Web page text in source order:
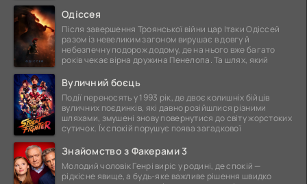
Одіссея
Після завершення Троянської війни цар Ітаки Одіссей
разом із невеликим загоном вирушає в довгу й
небезпечну подорож додому, де на нього вже багато
років чекає вірна дружина Пенелопа. Та шлях, який
Вуличний боєць
Події переносять у 1993 рік, де двоє колишніх бійців
вуличних поєдинків, які давно розійшлися різними
шляхами, змушені знову повернутися до світу жорстоких
сутичок. Їх спокій порушує поява загадкової
Знайомство з Факерами 3
Молодий чоловік Генрі виріс у родині, де спокій —
рідкісне явище, а будь-яке важливе рішення швидко